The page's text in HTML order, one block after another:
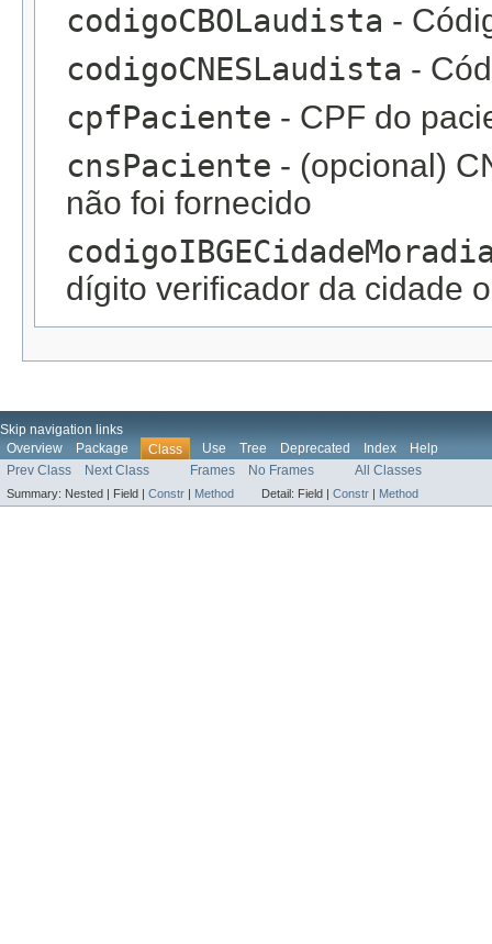
codigoCBOLaudista -
codigoCNESLaudista -
cpfPaciente - CPF do
cnsPaciente - (opcional)
não foi fornecido
dígito verificador da cidade
Skip navigation links
Overview
Package Class Use Tree Deprecated Index
Help
Prev Class
Next Class Frames No Frames All Classes
Summary: Nested | Field | Constr | Method Detail: Field | Constr | Method